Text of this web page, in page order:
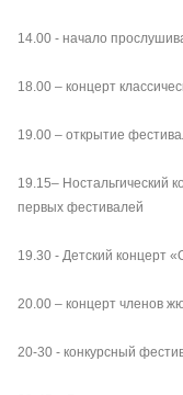
14.00 - начало
18.00 – концерт
19.00 – открытие
19.15– Ностальгический
первых фестивалей
19.30 - Детский концерт
20.00 – концерт членов
20-30 - конкурсный